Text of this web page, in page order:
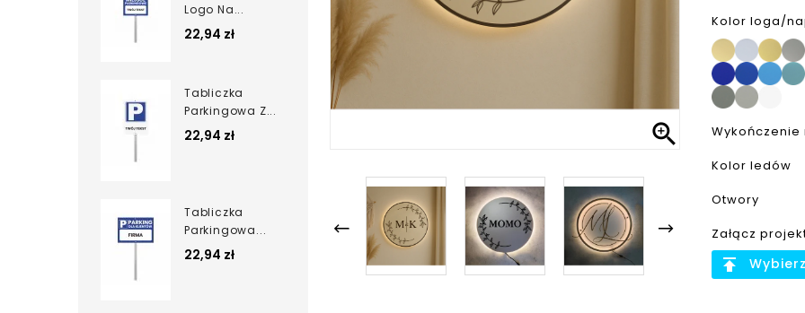
Logo Na...
22,94 zł
Tabliczka
Parkingowa Z...
22,94 zł
Tabliczka
Parkingowa...
22,94 zł

Kolor loga/
Wykończenie
Kolor ledów
Otwory
Załącz
publish